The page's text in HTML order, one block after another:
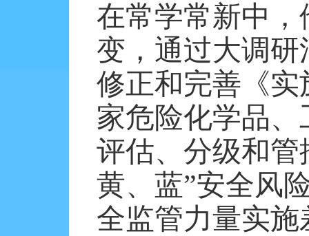
在常学常新中
变，通过大调
修正和完善《
家危险化学品
评估、分级和
黄、蓝”安全风
全监管力量实